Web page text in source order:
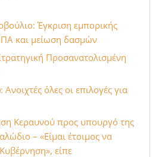
Έγκριση εμπορικής
και μείωση δασμών
Προσανατολισμένη
Ανοιχτές όλες οι επιλογές για
Κεραυνού προς υπουργό της
– «Είμαι έτοιμος να
είπε